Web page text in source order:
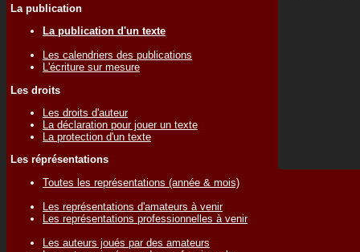
La publication
La publication d'un texte
Les calendriers des publications
L'écriture sur mesure
Les droits
Les droits d'auteur
La déclaration pour jouer un texte
La protection d'un texte
Les réprésentations
Toutes les représentations (année & mois)
Les représentations d'amateurs à venir
Les représentations professionnelles à venir
Les auteurs joués par des amateurs